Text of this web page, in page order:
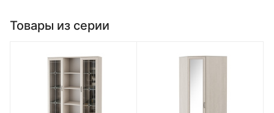
Товары из серии